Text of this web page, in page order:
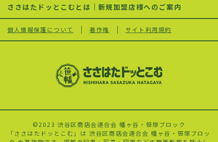
ささはたドッとこむとは
新規加盟店様へのご案内
個人情報保護について 著作権 サイト利用規約
©2023 渋谷区商店会連合会 幡ヶ谷・笹塚ブロック
「ささはたドッとこむ」は 渋谷区商店会連合会 幡ヶ谷・笹塚ブロッ